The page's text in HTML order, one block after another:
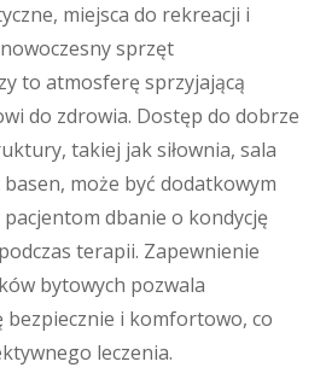
miejsca do rekreacji i
sprzęt
to atmosferę sprzyjającą
do zdrowia. Dostęp do dobrze
takiej jak siłownia, sala
może być dodatkowym
dbanie o kondycję
terapii. Zapewnienie
bytowych pozwala
bezpiecznie i komfortowo, co
leczenia.